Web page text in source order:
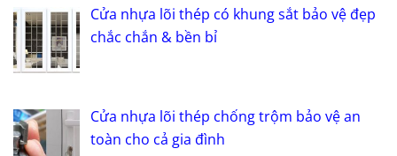
Cửa nhựa lõi thép có khung sắt bảo vệ đẹp
chắc chắn & bền bỉ
Cửa nhựa lõi thép chống trộm bảo vệ an
toàn cho cả gia đình